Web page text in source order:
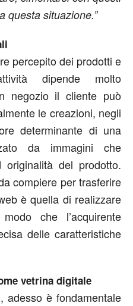
questa situazione.”
percepito dei prodotti e
dipende molto
negozio il cliente può
le creazioni, negli
determinante di una
da immagini che
del prodotto.
compiere per trasferire
è quella di realizzare
che l’acquirente
delle caratteristiche
vetrina digitale
adesso è fondamentale